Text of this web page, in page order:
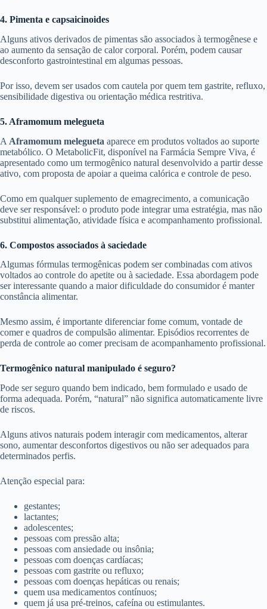
4. Pimenta e capsaicinoides
Alguns ativos derivados de pimentas são associados à termogênese e
ao aumento da sensação de calor corporal. Porém, podem causar
desconforto gastrointestinal em algumas pessoas.
Por isso, devem ser usados com cautela por quem tem gastrite, refluxo,
sensibilidade digestiva ou orientação médica restritiva.
5. Aframomum melegueta
A Aframomum melegueta aparece em produtos voltados ao suporte
metabólico. O MetabolicFit, disponível na Farmácia Sempre Viva, é
apresentado como um termogênico natural desenvolvido a partir desse
ativo, com proposta de apoiar a queima calórica e controle de peso.
Como em qualquer suplemento de emagrecimento, a comunicação
deve ser responsável: o produto pode integrar uma estratégia, mas não
substitui alimentação, atividade física e acompanhamento profissional.
6. Compostos associados à saciedade
Algumas fórmulas termogênicas podem ser combinadas com ativos
voltados ao controle do apetite ou à saciedade. Essa abordagem pode
ser interessante quando a maior dificuldade do consumidor é manter
constância alimentar.
Mesmo assim, é importante diferenciar fome comum, vontade de
comer e quadros de compulsão alimentar. Episódios recorrentes de
perda de controle ao comer precisam de acompanhamento profissional.
Termogênico natural manipulado é seguro?
Pode ser seguro quando bem indicado, bem formulado e usado de
forma adequada. Porém, “natural” não significa automaticamente livre
de riscos.
Alguns ativos naturais podem interagir com medicamentos, alterar
sono, aumentar desconfortos digestivos ou não ser adequados para
determinados perfis.
Atenção especial para:
gestantes;
lactantes;
adolescentes;
pessoas com pressão alta;
pessoas com ansiedade ou insônia;
pessoas com doenças cardíacas;
pessoas com gastrite ou refluxo;
pessoas com doenças hepáticas ou renais;
quem usa medicamentos contínuos;
quem já usa pré-treinos, cafeína ou estimulantes.